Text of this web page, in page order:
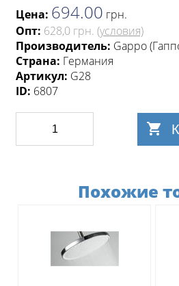
Цена: 694.00 грн.
Опт: 628,0 грн. (условия)
Производитель: Gappo
Страна: Германия
Артикул: G28
ID: 6807
Похожие